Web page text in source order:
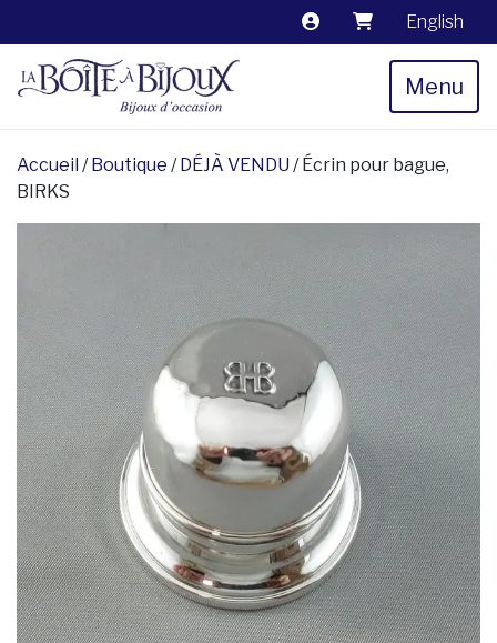
English
Menu
Accueil /Boutique /DÉJÀ VENDU / Écrin pour bague,
BIRKS